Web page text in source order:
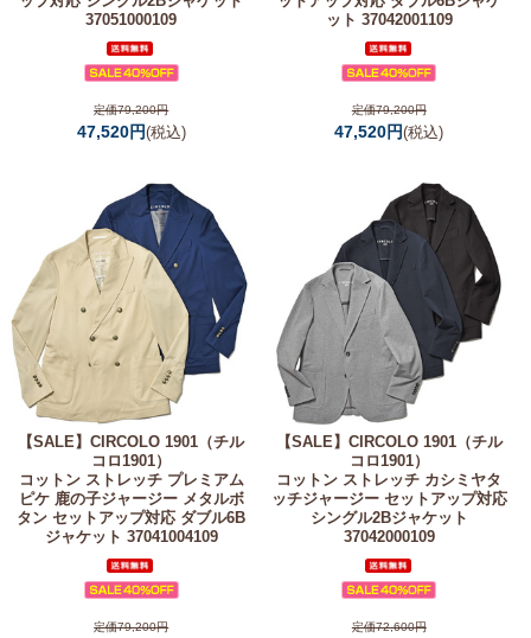
37051000109
定価79,200円
47,520円(税込)
ット 37042001109
定価79,200円
47,520円(税込)
【SALE】CIRCOLO 1901（チル
コロ1901）
コットン ストレッチ プレミアム
ピケ 鹿の子ジャージー メタルボ
タン セットアップ対応 ダブル6B
ジャケット 37041004109
定価79,200円
【SALE】 CIRCOLO 1901（チル
コロ1901）
コットン ストレッチ カシミヤタ
ッチジャージー セットアップ対応
シングル2Bジャケット
37042000109
定価72,600円